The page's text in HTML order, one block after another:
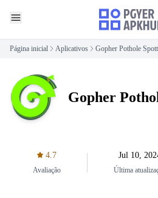
Página inicial Aplicativos Gopher Pothole
Gopher
4.7
Avaliação
Jul 10,
Última